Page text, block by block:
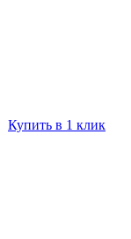
Купить в 1 клик